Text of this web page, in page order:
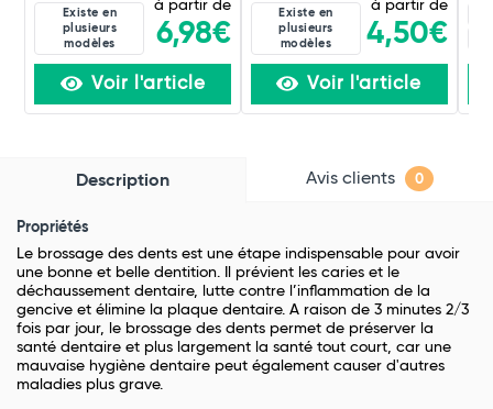
Existe en
plusieurs
modèles
à partir de
6,98€
Voir l'article
Existe en
plusieurs
modèles
à partir de
4,50€
Voir l'article
Description Avis clients 0
Propriétés
Le brossage des dents est une étape indispensable pour avoir
une bonne et belle dentition. Il prévient les caries et le
déchaussement dentaire, lutte contre l’inflammation de la
gencive et élimine la plaque dentaire. A raison de 3 minutes 2/3
fois par jour, le brossage des dents permet de préserver la
santé dentaire et plus largement la santé tout court, car une
mauvaise hygiène dentaire peut également causer d'autres
maladies plus grave.